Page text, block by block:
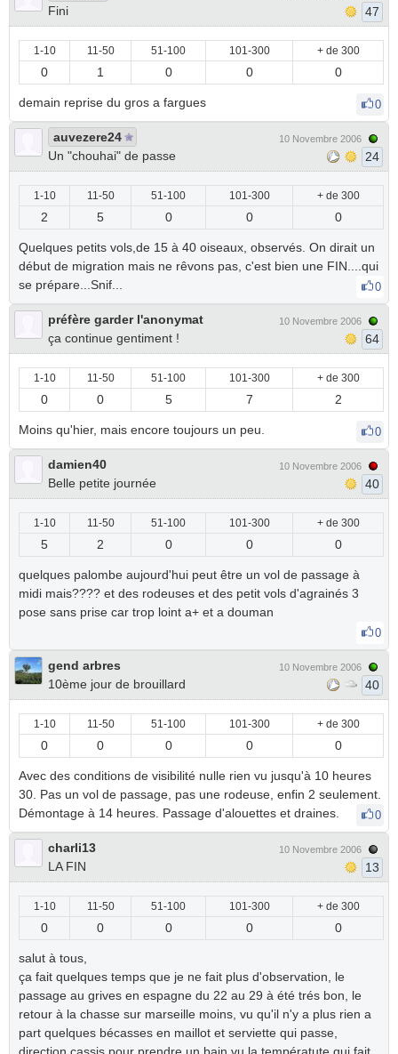
Fini
47
1-10 11-50 51-100 101-300 + de 300
0 1 0 0 0
demain reprise du gros a fargues 0
auvezere24
Un "chouhai" de passe
10 Novembre 2006
24
1-10 11-50 51-100 101-300 + de 300
2 5 0 0 0
Quelques petits vols,de 15 à 40 oiseaux, observés. On dirait un
début de migration mais ne rêvons pas, c'est bien une FIN....qui
se prépare...Snif...
0
préfère garder l'anonymat
ça continue gentiment !
10 Novembre 2006
64
1-10 11-50 51-100 101-300 + de 300
0 0 5 7 2
Moins qu'hier, mais encore toujours un peu. 0
damien40
Belle petite journée
10 Novembre 2006
40
1-10 11-50 51-100 101-300 + de 300
5 2 0 0 0
quelques palombe aujourd'hui peut être un vol de passage à
midi mais???? et des rodeuses et des petit vols d'agrainés 3
pose sans prise car trop loint a+ et a douman
0
gend arbres
10ème jour de brouillard
10 Novembre 2006
40
1-10 11-50 51-100 101-300 + de 300
0 0 0 0 0
Avec des conditions de visibilité nulle rien vu jusqu'à 10 heures
30. Pas un vol de passage, pas une rodeuse, enfin 2 seulement.
Démontage à 14 heures. Passage d'alouettes et draines.
0
charli13
LA FIN
10 Novembre 2006
13
1-10 11-50 51-100 101-300 + de 300
0 0 0 0 0
salut à tous,
ça fait quelques temps que je ne fait plus d'observation, le
passage au grives en espagne du 22 au 29 à été trés bon, le
retour à la chasse sur marseille moins, vu qu'il n'y a plus rien a
part quelques bécasses en maillot et serviette qui passe,